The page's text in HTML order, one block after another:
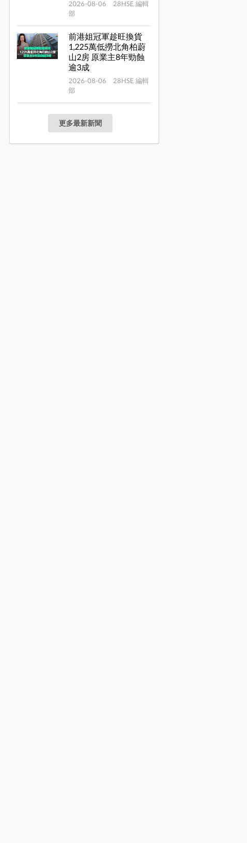
2026-08-06 28HSE 編輯
部
前港姐冠軍趁旺換貨
1,225萬低撈北角柏蔚
山2房 原業主8年勁蝕
逾3成
2026-08-06 28HSE 編輯
部
更多最新新聞